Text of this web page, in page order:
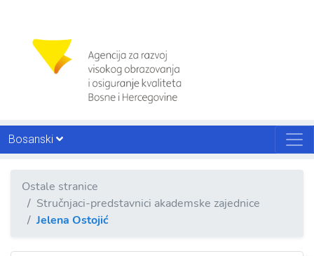
Bosanski
Ostale stranice
Stručnjaci-predstavnici akademske zajednice
Jelena Ostojić